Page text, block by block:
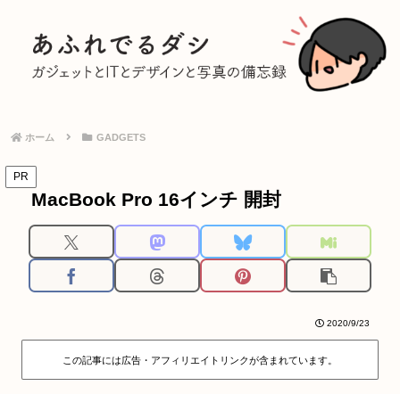
ホーム GADGETS
PR
MacBook Pro 16インチ 開封
2020/9/23
この記事には広告・アフィリエイトリンクが含まれています。